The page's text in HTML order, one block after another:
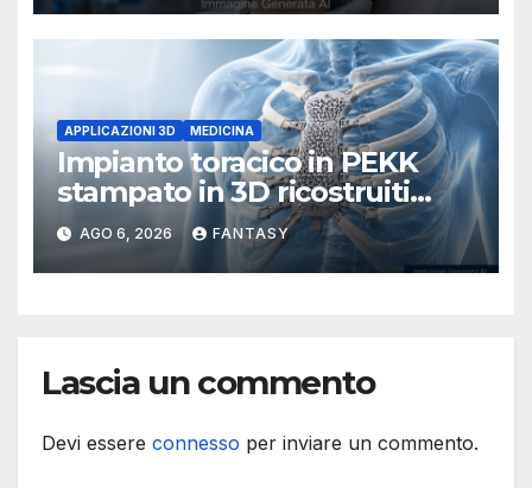
APPLICAZIONI 3D MEDICINA
Impianto toracico in PEKK
stampato in 3D ricostruiti
sterno e costole dopo un
tumore raro
AGO 6, 2026 FANTASY
Lascia un commento
Devi essere connesso per inviare un commento.